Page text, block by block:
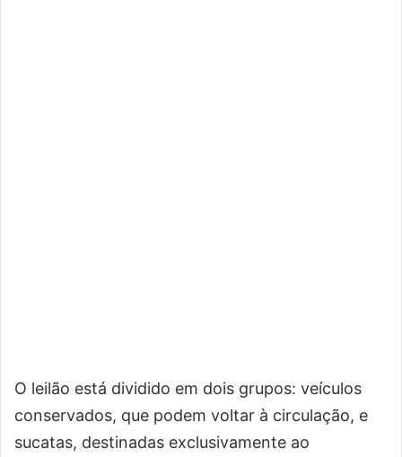
O leilão está dividido em dois grupos: veículos
conservados, que podem voltar à circulação, e
sucatas, destinadas exclusivamente ao